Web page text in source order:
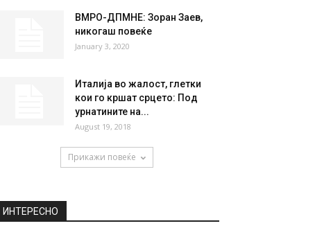
ВМРО-ДПМНЕ: Зоран Заев,
никогаш повеќе
January 3, 2020
Италија во жалост, глетки
кои го кршат срцето: Под
урнатините на...
August 19, 2018
Прикажи повеќе
ИНТЕРЕСНО